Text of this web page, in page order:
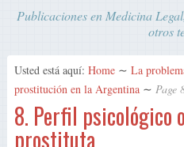
Publicaciones en Medicina
otros
Usted está aquí: Home ∼ La
prostitución en la Argentina ∼ Page
8. Perfil psicológico
prostituta